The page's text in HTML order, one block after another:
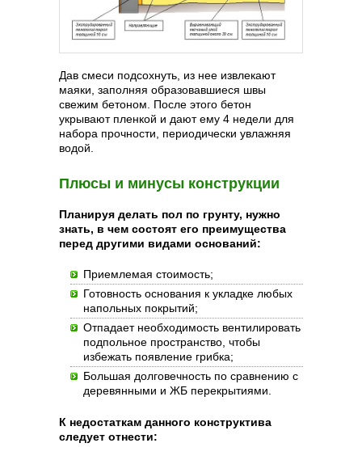
Дав смеси подсохнуть, из нее извлекают
маяки, заполняя образовавшиеся швы
свежим бетоном. После этого бетон
укрывают пленкой и дают ему 4 недели для
набора прочности, периодически увлажняя
водой.
Плюсы и минусы конструкции
Планируя делать пол по грунту, нужно
знать, в чем состоят его преимущества
перед другими видами оснований:
Приемлемая стоимость;
Готовность основания к укладке любых
напольных покрытий;
Отпадает необходимость вентилировать
подпольное пространство, чтобы
избежать появление грибка;
Большая долговечность по сравнению с
деревянными и ЖБ перекрытиями.
К недостаткам данного конструктива
следует отнести: